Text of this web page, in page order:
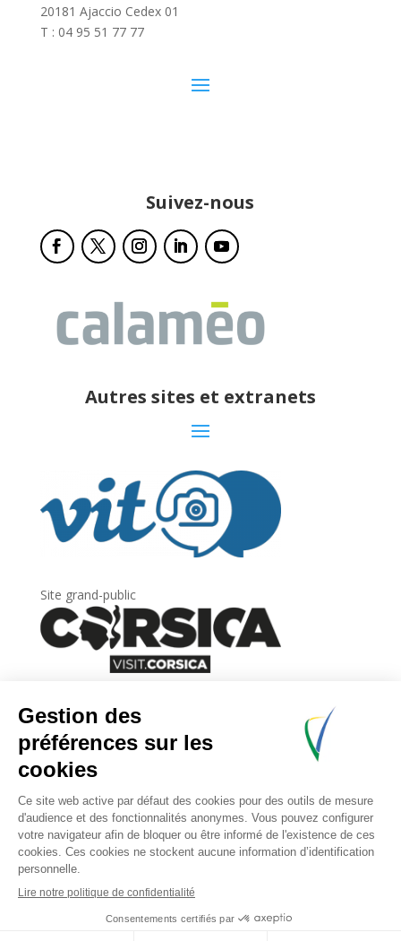
20181 Ajaccio Cedex 01
T : 04 95 51 77 77
Suivez-nous
Autres sites et extranets
Site grand-public
Newsletter
Inscrivez-vous àla lettre d’information
l’Agence du tourisme de la Corse.